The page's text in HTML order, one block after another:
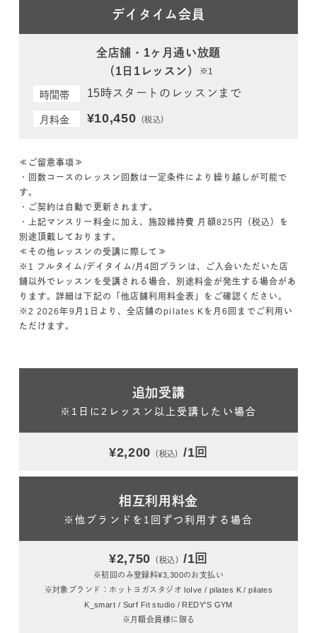
デイタイム会員
全店舗・1ヶ月通い放題
（1日1レッスン）
※1
時間帯 15時スタートのレッスンまで
月料金 ¥10,450 （税込）
≪ご留意事項≫
・回数コースのレッスン回数は一定条件により繰り越しが可能で
す。
・ご契約は自動で更新されます。
・上記マンスリー料金に加え、施設維持費 月額825円（税込）を
別途頂戴しております。
≪その他レッスンの受講に際して≫
※1 フルタイム/デイタイム/月4回プランは、ご入会いただいた店
舗以外でレッスンを受講される場合、別途料金が発生する場合があ
ります。詳細は下記の「他店舗利用料金表」をご確認ください。
※2 2026年9月1日より、全店舗のpilates Kを月6回までご利用い
ただけます。
追加受講
※1日に2レッスン以上受講したい場合
¥2,200 （税込） /1回
相互利用料金
※他ブランドを1回ずつ利用する場合
¥2,750 （税込） /1回
※初回のみ登録料¥3,300のお支払い
※対象ブランド：ホットヨガスタジオ loIve / pilates K / pilates
K_smart / Surf Fit studio / REDY'S GYM
※月額会員様に限る